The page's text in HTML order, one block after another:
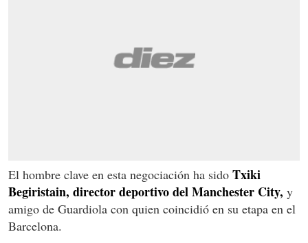
El hombre clave en esta negociación ha sido Txiki
Begiristain, director deportivo del Manchester City, y
amigo de Guardiola con quien coincidió en su etapa en el
Barcelona.